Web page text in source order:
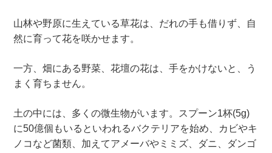
山林や野原に生えている草花は、だれの手も借りず、自
然に育って花を咲かせます。
一方、畑にある野菜、花壇の花は、手をかけないと、う
まく育ちません。
土の中には、多くの微生物がいます。スプーン1杯(5g)
に50億個もいるといわれるバクテリアを始め、カビやキ
ノコなど菌類、加えてアメーバやミミズ、ダニ、ダンゴ